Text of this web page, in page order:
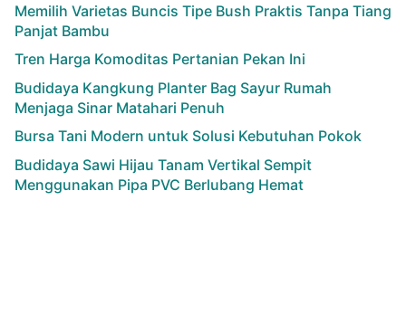
Memilih Varietas Buncis Tipe Bush Praktis Tanpa Tiang
Panjat Bambu
Tren Harga Komoditas Pertanian Pekan Ini
Budidaya Kangkung Planter Bag Sayur Rumah
Menjaga Sinar Matahari Penuh
Bursa Tani Modern untuk Solusi Kebutuhan Pokok
Budidaya Sawi Hijau Tanam Vertikal Sempit
Menggunakan Pipa PVC Berlubang Hemat